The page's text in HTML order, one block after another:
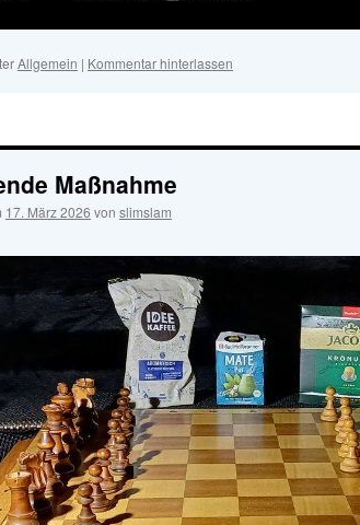
Allgemein | Kommentar hinterlassen
Maßnahme
17. März 2026 von slimslam